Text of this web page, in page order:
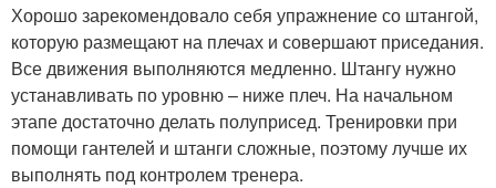
Хорошо зарекомендовало себя упражнение со штангой,
которую размещают на плечах и совершают приседания.
Все движения выполняются медленно. Штангу нужно
устанавливать по уровню – ниже плеч. На начальном
этапе достаточно делать полуприсед. Тренировки при
помощи гантелей и штанги сложные, поэтому лучше их
выполнять под контролем тренера.